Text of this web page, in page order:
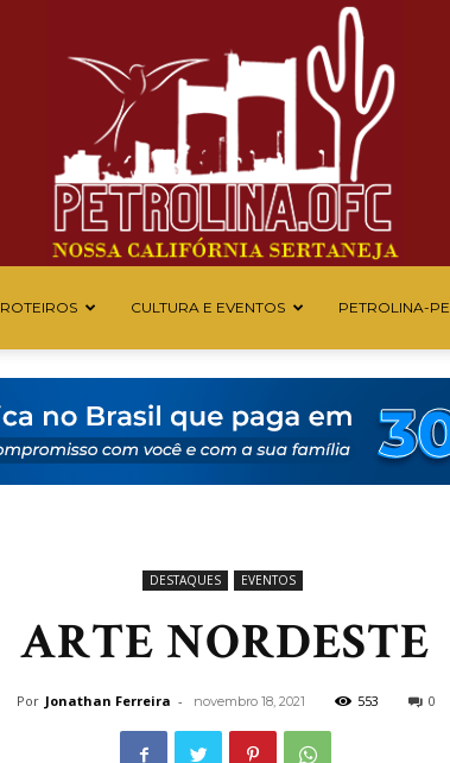
ROTEIROS CULTURA E EVENTOS PETROLINA-PE
DESTAQUES EVENTOS
ARTE NORDESTE
Por Jonathan Ferreira - novembro 18, 2021 553 0